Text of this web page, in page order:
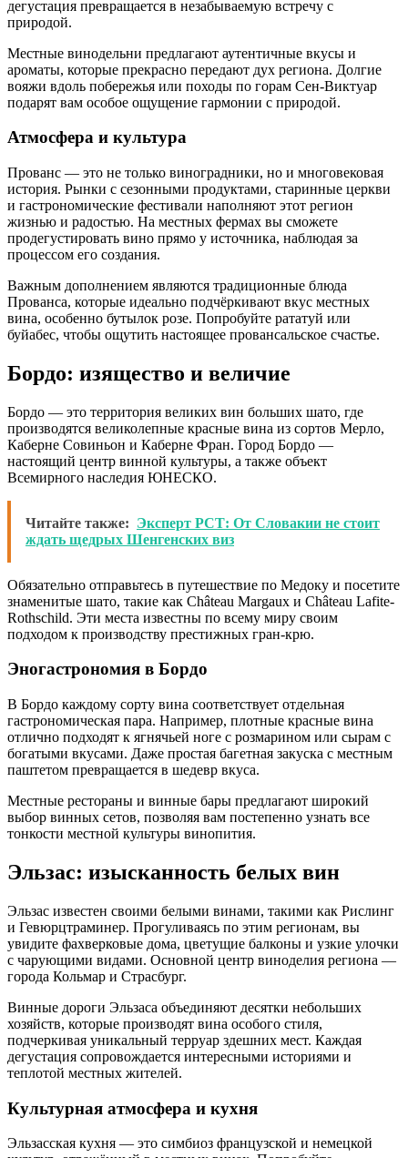
дегустация превращается в незабываемую встречу с
природой.
Местные винодельни предлагают аутентичные вкусы и
ароматы, которые прекрасно передают дух региона. Долгие
вояжи вдоль побережья или походы по горам Сен-Виктуар
подарят вам особое ощущение гармонии с природой.
Атмосфера и культура
Прованс — это не только виноградники, но и многовековая
история. Рынки с сезонными продуктами, старинные церкви
и гастрономические фестивали наполняют этот регион
жизнью и радостью. На местных фермах вы сможете
продегустировать вино прямо у источника, наблюдая за
процессом его создания.
Важным дополнением являются традиционные блюда
Прованса, которые идеально подчёркивают вкус местных
вина, особенно бутылок розе. Попробуйте рататуй или
буйабес, чтобы ощутить настоящее провансальское счастье.
Бордо: изящество и величие
Бордо — это территория великих вин больших шато, где
производятся великолепные красные вина из сортов Мерло,
Каберне Совиньон и Каберне Фран. Город Бордо —
настоящий центр винной культуры, а также объект
Всемирного наследия ЮНЕСКО.
Читайте также: Эксперт РСТ: От Словакии не стоит
ждать щедрых Шенгенских виз
Обязательно отправьтесь в путешествие по Медоку и посетите
знаменитые шато, такие как Château Margaux и Château Lafite-
Rothschild. Эти места известны по всему миру своим
подходом к производству престижных гран-крю.
Эногастрономия в Бордо
В Бордо каждому сорту вина соответствует отдельная
гастрономическая пара. Например, плотные красные вина
отлично подходят к ягнячьей ноге с розмарином или сырам с
богатыми вкусами. Даже простая багетная закуска с местным
паштетом превращается в шедевр вкуса.
Местные рестораны и винные бары предлагают широкий
выбор винных сетов, позволяя вам постепенно узнать все
тонкости местной культуры винопития.
Эльзас: изысканность белых вин
Эльзас известен своими белыми винами, такими как Рислинг
и Гевюрцтраминер. Прогуливаясь по этим регионам, вы
увидите фахверковые дома, цветущие балконы и узкие улочки
с чарующими видами. Основной центр виноделия региона —
города Кольмар и Страсбург.
Винные дороги Эльзаса объединяют десятки небольших
хозяйств, которые производят вина особого стиля,
подчеркивая уникальный терруар здешних мест. Каждая
дегустация сопровождается интересными историями и
теплотой местных жителей.
Культурная атмосфера и кухня
Эльзасская кухня — это симбиоз французской и немецкой